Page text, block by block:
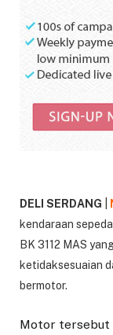
DELI SERDANG
kendaraan
BK 3112 MAS
ketidaksesuaian
bermotor.
Motor tersebut